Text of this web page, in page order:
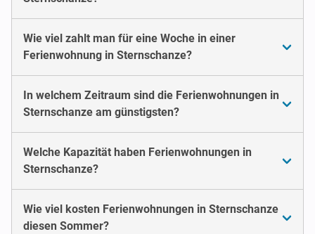
Wie viel zahlt man für eine Woche in einer
Ferienwohnung in Sternschanze?
In welchem Zeitraum sind die Ferienwohnungen in
Sternschanze am günstigsten?
Welche Kapazität haben Ferienwohnungen in
Sternschanze?
Wie viel kosten Ferienwohnungen in Sternschanze
diesen Sommer?